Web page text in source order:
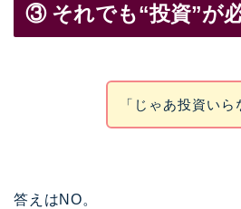
③ それでも“投資”が
「じゃあ投資いら
答えはNO。